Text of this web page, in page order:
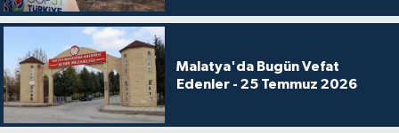
Malatya'da Bugün Vefat
Edenler - 25 Temmuz 2026